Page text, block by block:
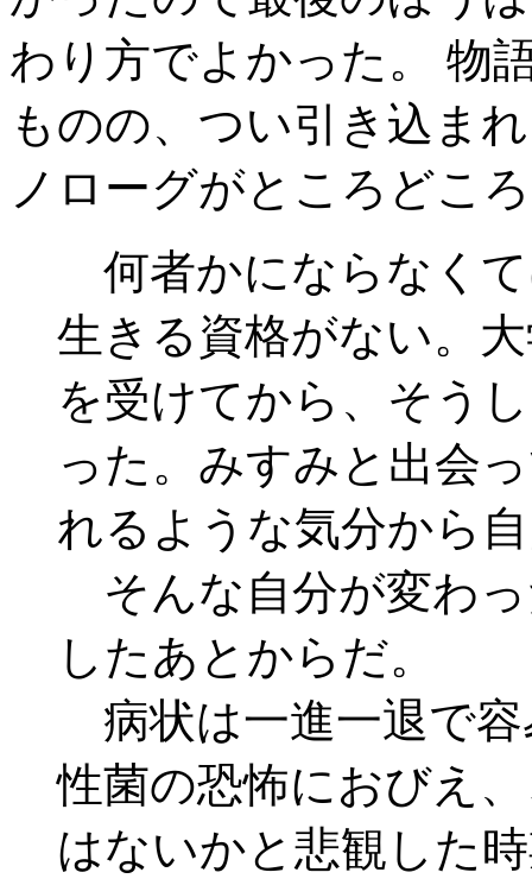
わり方でよかった。 物
ものの、つい引き込ま
ノローグがところどこ
何者かにならなく
生きる資格がない。
を受けてから、そう
った。みすみと出会
れるような気分から
そんな自分が変わ
したあとからだ。
病状は一進一退で
性菌の恐怖におびえ
はないかと悲観した